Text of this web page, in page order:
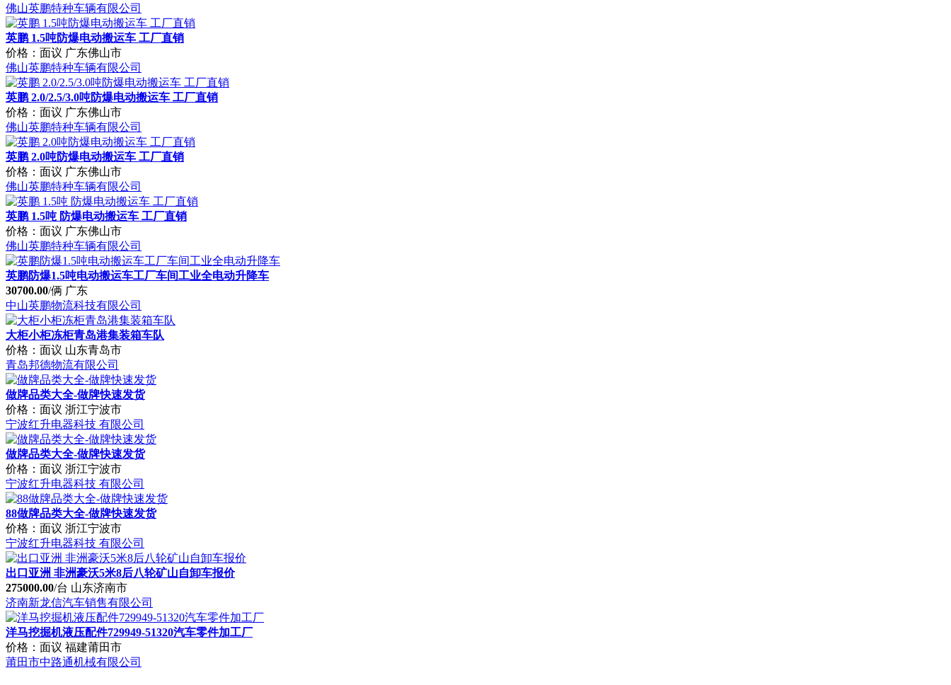
佛山英鹏特种车辆有限公司
英鹏 2.0/2.5/3.0吨防爆电动搬运车 工厂直销
价格：面议 广东佛山市
佛山英鹏特种车辆有限公司
英鹏 2.0吨防爆电动搬运车 工厂直销
价格：面议 广东佛山市
佛山英鹏特种车辆有限公司
英鹏 1.5吨 防爆电动搬运车 工厂直销
价格：面议 广东佛山市
佛山英鹏特种车辆有限公司
英鹏防爆1.5吨电动搬运车工厂车间工业全电动升降车
30700.00 /俩 广东
中山英鹏物流科技有限公司
大柜小柜冻柜青岛港集装箱车队
价格：面议 山东青岛市
青岛邦德物流有限公司
做牌品类大全-做牌快速发货
价格：面议 浙江宁波市
宁波红升电器科技 有限公司
做牌品类大全-做牌快速发货
价格：面议 浙江宁波市
宁波红升电器科技 有限公司
88做牌品类大全-做牌快速发货
价格：面议 浙江宁波市
宁波红升电器科技 有限公司
出口亚洲 非洲豪沃5米8后八轮矿山自卸车报价
275000.00/台 山东济南市
济南新龙信汽车销售有限公司
洋马挖掘机液压配件729949-51320汽车零件加工厂
价格：面议 福建莆田市
莆田市中路通机棫有限公司
本周搜索排行
按地区浏览
北京